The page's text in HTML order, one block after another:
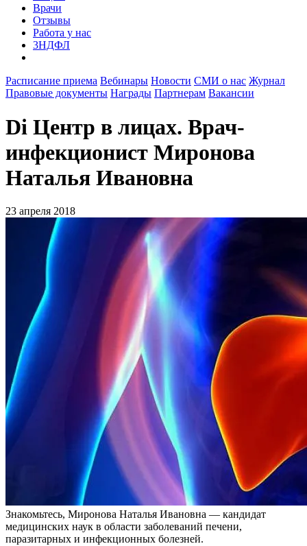
Врачи
Отзывы
Работа у нас
3НДФЛ
Расписание приема Вебинары Новости СМИ о нас Журнал
Правовые документы Награды Партнерам Вакансии
Di Центр в лицах. Врач-
инфекционист Миронова
Наталья Ивановна
23 апреля 2018
Знакомьтесь, Миронова Наталья Ивановна — кандидат
медицинских наук в области заболеваний печени,
паразитарных и инфекционных болезней.